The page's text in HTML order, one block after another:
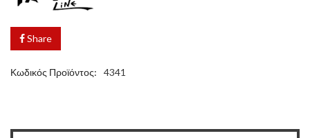
Share
Κωδικός Προϊόντος: 4341